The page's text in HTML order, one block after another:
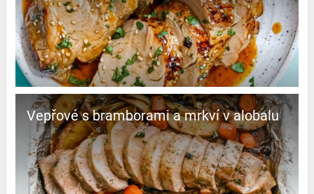
Vepřové s bramborami a mrkví v alobalu